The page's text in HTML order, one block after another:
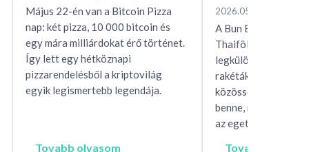
Május 22-én van a Bitcoin Pizza
nap: két pizza, 10 000 bitcoin és
egy mára milliárdokat érő történet.
Így lett egy hétköznapi
pizzarendelésből a kriptovilág
egyik legismertebb legendája.
Tovabb olvasom
2026.05.15.
A Bun Bang Fai
Thaiföld és Laosz
legkülönösebb
rakéták, mítoszok,
közösségi rítusok
benne, miközben
az eget, hogy…
Tovabb